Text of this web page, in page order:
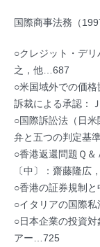
国際商事法務（
○クレジット・デ
之，他…687
○米国域外での価
訴裁による承認：
○国際訴訟法（日
弁と五つの判定基
○香港返還問題Ｑ
〔中〕：齋藤隆広
○香港の証券規制
○イタリアの国際
○日本企業の投資
アー…725